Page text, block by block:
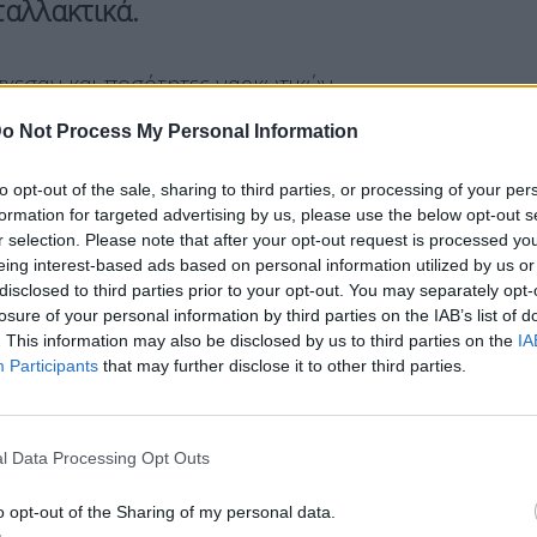
Not Process My Personal Information
opt-out of the sale, sharing to third parties, or processing of your
for targeted advertising by us, please use the below opt-out
selection. Please note that after your opt-out request is processed
interest-based ads based on personal information utilized by us
to third parties prior to your opt-out. You may separately
of your personal information by third parties on the IAB’s list of
This information may also be disclosed by us to third parties on the
Participants that may further disclose it to other third parties.
Data Processing Opt Outs
opt-out of the Sharing of my personal data.
και ποσότητες ναρκωτικών.
και Εξιχνίασης Εγκλημάτων Πειραιά/
τα μέλη της οποίας αφαιρούσαν
και πωλούσαν τα ανταλλακτικά.
Υπηρεσίας με τη συνδρομή
την 14-4-2026, στις περιοχές του
17, 33 και 36 ετών, μέλη της συμμορίας
–κατά περίπτωση- για διακεκριμένες